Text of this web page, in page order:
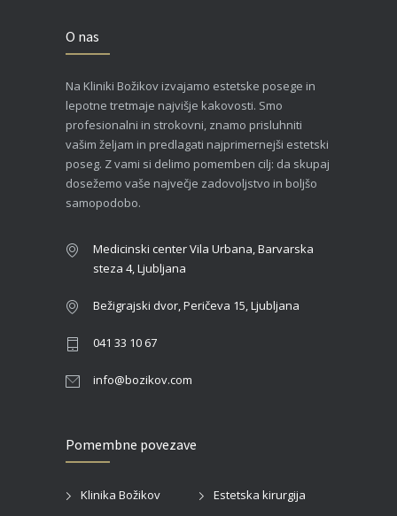
O nas
Na Kliniki Božikov izvajamo estetske posege in
lepotne tretmaje najvišje kakovosti. Smo
profesionalni in strokovni, znamo prisluhniti
vašim željam in predlagati najprimernejši estetski
poseg. Z vami si delimo pomemben cilj: da skupaj
dosežemo vaše največje zadovoljstvo in boljšo
samopodobo.
Medicinski center Vila Urbana, Barvarska
steza 4, Ljubljana
Bežigrajski dvor, Peričeva 15, Ljubljana
041 33 10 67
info@bozikov.com
Pomembne povezave
Klinika Božikov
Estetska kirurgija